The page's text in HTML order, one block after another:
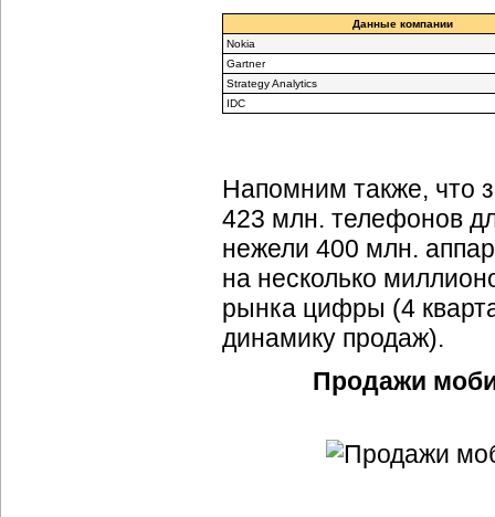
Данные компании
Nokia
Gartner
Strategy Analytics
IDC
Напомним также, что
423 млн. телефонов
нежели 400 млн.
на несколько
рынка цифры (4
динамику продаж).
Продажи